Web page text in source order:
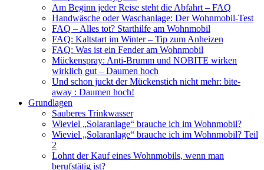
Am Beginn jeder Reise steht die Abfahrt – FAQ
Handwäsche oder Waschanlage: Der Wohnmobil-Test
FAQ – Alles tot? Starthilfe am Wohnmobil
FAQ: Kaltstart im Winter – Tip zum Anheizen
FAQ: Was ist ein Fender am Wohnmobil
Mückenspray: Anti-Brumm und NOBITE wirken
wirklich gut – Daumen hoch
Und schon juckt der Mückenstich nicht mehr: bite-
away : Daumen hoch!
Grundlagen
Sauberes Trinkwasser
Wieviel „Solaranlage“ brauche ich im Wohnmobil?
Wieviel „Solaranlage“ brauche ich im Wohnmobil? Teil
2
Lohnt der Kauf eines Wohnmobils, wenn man
berufstätig ist?